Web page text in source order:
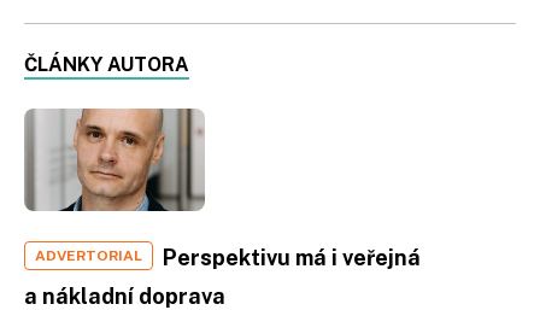
ČLÁNKY AUTORA
ADVERTORIAL
Perspektivu má i veřejná
a nákladní doprava